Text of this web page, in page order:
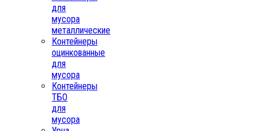
для
мусора
металлические
Контейнеры
оцинкованные
для
мусора
Контейнеры
ТБО
для
мусора